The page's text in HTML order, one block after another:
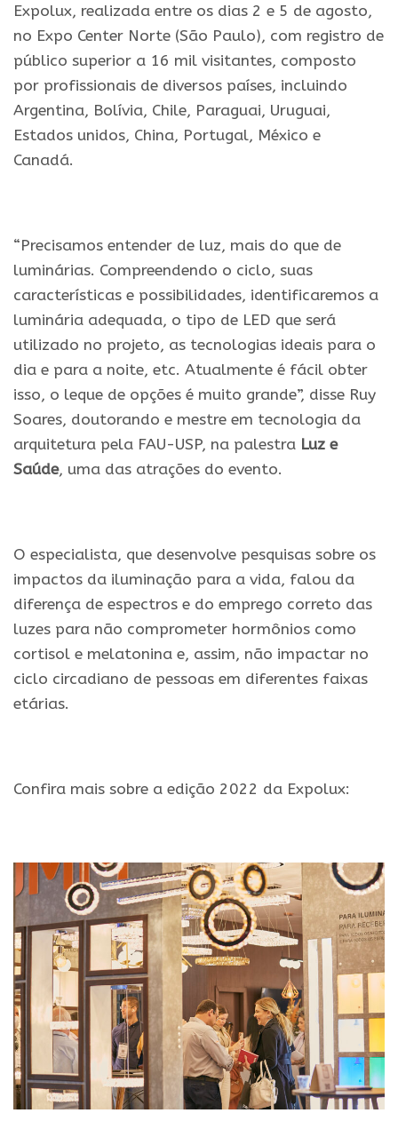
Expolux, realizada entre os dias 2 e 5 de agosto,
no Expo Center Norte (São Paulo), com registro de
público superior a 16 mil visitantes, composto
por profissionais de diversos países, incluindo
Argentina, Bolívia, Chile, Paraguai, Uruguai,
Estados unidos, China, Portugal, México e
Canadá.
“Precisamos entender de luz, mais do que de
luminárias. Compreendendo o ciclo, suas
características e possibilidades, identificaremos a
luminária adequada, o tipo de LED que será
utilizado no projeto, as tecnologias ideais para o
dia e para a noite, etc. Atualmente é fácil obter
isso, o leque de opções é muito grande”, disse Ruy
Soares, doutorando e mestre em tecnologia da
arquitetura pela FAU-USP, na palestra Luz e
Saúde, uma das atrações do evento.
O especialista, que desenvolve pesquisas sobre os
impactos da iluminação para a vida, falou da
diferença de espectros e do emprego correto das
luzes para não comprometer hormônios como
cortisol e melatonina e, assim, não impactar no
ciclo circadiano de pessoas em diferentes faixas
etárias.
Confira mais sobre a edição 2022 da Expolux: